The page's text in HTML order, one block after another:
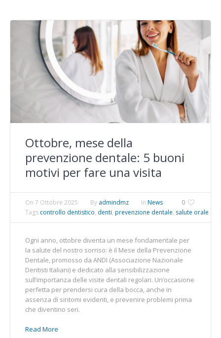
Ottobre, mese della
prevenzione dentale: 5 buoni
motivi per fare una visita
0
On 7 Ottobre 2025 By admindmz In News
Tags controllo dentistico, denti, prevenzione dentale, salute orale
Ogni anno, ottobre diventa un mese fondamentale per
la salute del nostro sorriso: è il Mese della Prevenzione
Dentale, promosso da ANDI (Associazione Nazionale
Dentisti Italiani) e dedicato alla sensibilizzazione
sull’importanza delle visite dentali regolari. Un’occasione
perfetta per prendersi cura della bocca, anche in
assenza di sintomi evidenti, e prevenire problemi prima
che diventino seri.
Read More